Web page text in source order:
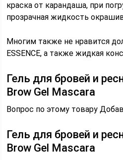
краска от карандаша, при
прозрачная жидкость
Многим также не нравится
ESSENCE, а также жидкая
Гель для бровей и
Brow Gel Mascara
Вопрос по этому товару
Гель для бровей и
Brow Gel Mascara